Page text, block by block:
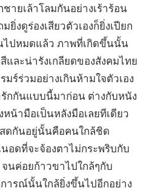
ายเล้าโลมกันอย่างเร้าร้อน
งดูร่องเสียวตัวเองก็ยิ่งเปียก
ไปหมดแล้ว ภาพที่เกิดขึ้นนั้น
และน่ารังเกลียดของสังคมไทย
ร์ร่วมอย่างเกินห้ามใจตัวเอง
กกันแบบนี้มาก่อน ต่างกับหนัง
น้ามือเป็นหลังมือเลยทีเดียว
ดกันอยู่นั้นคือคนใกล้ชิด
อดที่จะจ้องตาไม่กระพริบกับ
นค่อยก้าวขาไปใกล้ๆกับ
ารณ์นั้นใกล้ยิ่งขึ้นไปอีกอย่าง